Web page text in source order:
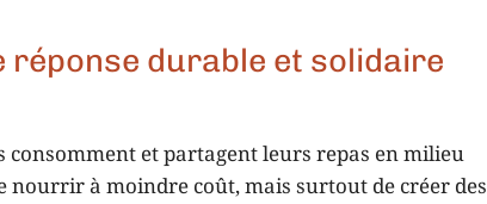
réponse durable et solidaire
et partagent leurs repas en milieu
nourrir à moindre coût, mais surtout de créer des